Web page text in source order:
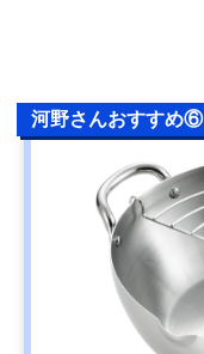
河野さんおすすめ⑥